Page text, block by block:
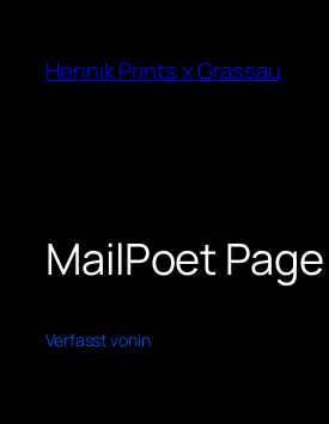
springen
Hennik Prints x Grassau
MailPoet Page
Verfasst vonin